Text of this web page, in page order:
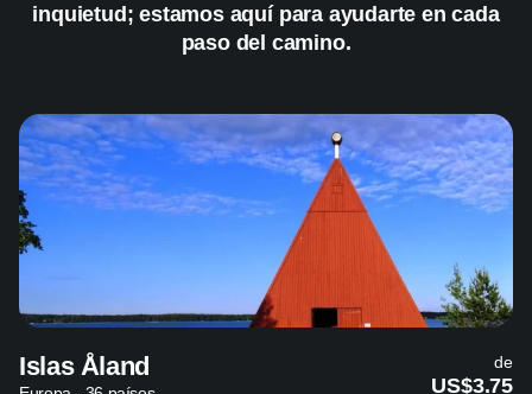
inquietud; estamos aquí para ayudarte en cada
paso del camino.
Islas Åland de
US$3.75